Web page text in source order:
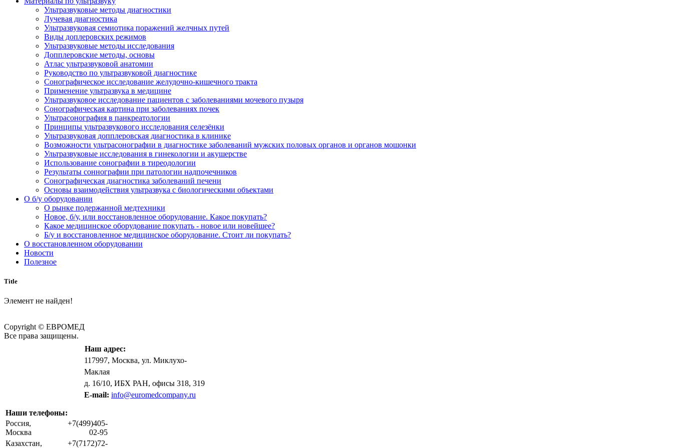
Ультразвуковые методы диагностики
Лучевая диагностика
Ультразвуковая семиотика поражений желчных путей
Виды доплеровских режимов
Ультразвуковые методы исследования
Допплеровские методы, основы
Атлас ультразвуковой анатомии
Руководство по ультразвуковой диагностике
Сонографическое исследование желудочно-кишечного тракта
Применение ультразвука в медицине
Ультразвуковое исследование пациентов с заболеваниями мочевого пузыря
Сонографическая картина при заболеваниях почек
Ультрасонография в панкреатологии
Принципы ультразвукового исследования селезёнки
Ультразвуковая допплеровская диагностика в клинике
Возможности ультрасонографии в диагностике заболеваний мужских половых органов и органов мошонки
Ультразвуковые исследования в гинекологии и акушерстве
Использование сонографии в тиреодологии
Результаты соннографии при патологии надпочечников
Сонографическая диагностика заболеваний печени
Основы взаимодействия ультразвука с биологическими объектами
O б/у оборудовании
О рынке подержанной медтехники
Новое, б/у, или восстановленное оборудование. Какое покупать?
Какое медицинское оборудование покупать - новое или новейшее?
Б/у и восстановленное медицинское оборудование. Стоит ли покупать?
О восстановленном оборудовании
Новости
Полезное
Title
Элемент не найден!
Copyright © ЕВРОМЕД
Все права защищены.
Наш адрес:
117997, Москва, ул. Миклухо-
Маклая
д. 16/10, ИБХ РАН, офисы 318, 319
E-mail: info@euromedcompany.ru
Наши телефоны:
Россия,
Москва
+7(499)405-
02-95
Казахстан,
+7(7172)72-